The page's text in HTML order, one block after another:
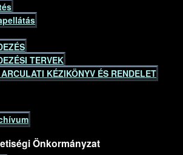
TERVEK
KÉZIKÖNYV ÉS RENDELET
Önkormányzat